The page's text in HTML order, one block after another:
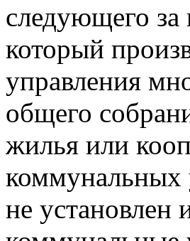
следующего
который
управления
общего
жилья или
коммунальных
не установлен